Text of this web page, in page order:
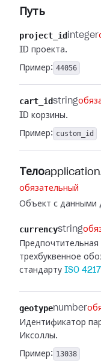
Путь
project_id integer
ID проекта.
Пример: 44056
cart_idstring
ID корзины.
Пример: custom_id
Тело
обязательный
Объект с данными
currencystring
трехбуквенное
стандарту ISO 4217
geotypenumber
Идентификатор
Иксоллы.
Пример: 13038